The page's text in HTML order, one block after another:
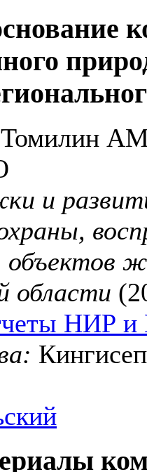
и
объектов
области
НИР